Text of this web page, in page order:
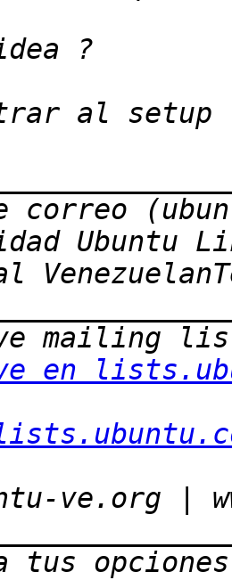
en
tus